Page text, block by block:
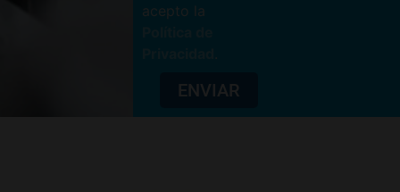
acepto la
ENVIAR